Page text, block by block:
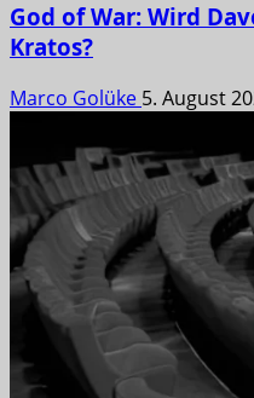
God of War: Wird
Kratos?
Marco Golüke 5. August